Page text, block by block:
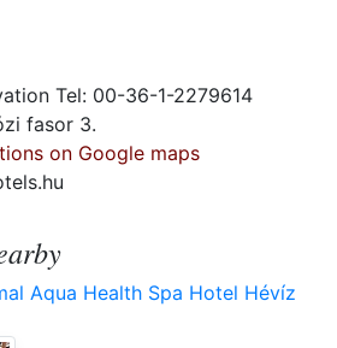
Tel: 00-36-1-2279614
fasor 3.
on Google maps
Aqua Health Spa Hotel Hévíz